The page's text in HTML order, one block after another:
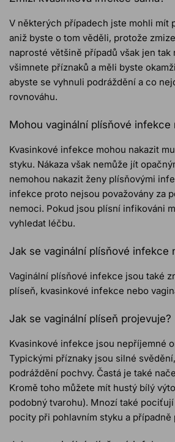
V některých případech jste mohli mít
aniž byste o tom věděli, protože
naprosté většině případů však jen tak
všimnete příznaků a měli byste
abyste se vyhnuli podráždění a co
rovnováhu.
Mohou vaginální plísňové infekce
Kvasinkové infekce mohou nakazit
styku. Nákaza však nemůže jít
nemohou nakazit ženy plísňovými
infekce proto nejsou považovány za
nemoci. Pokud jsou plísní infikováni
vyhledat léčbu.
Jak se vaginální plísňové infekce
Vaginální plísňové infekce jsou také
plíseň, kvasinkové infekce nebo
Jak se vaginální plíseň projevuje?
Kvasinkové infekce jsou nepříjemné
Typickými příznaky jsou silné
podráždění pochvy. Častá je také
Kromě toho můžete mít hustý bílý
podobný tvarohu). Mnozí také
pocity při pohlavním styku a